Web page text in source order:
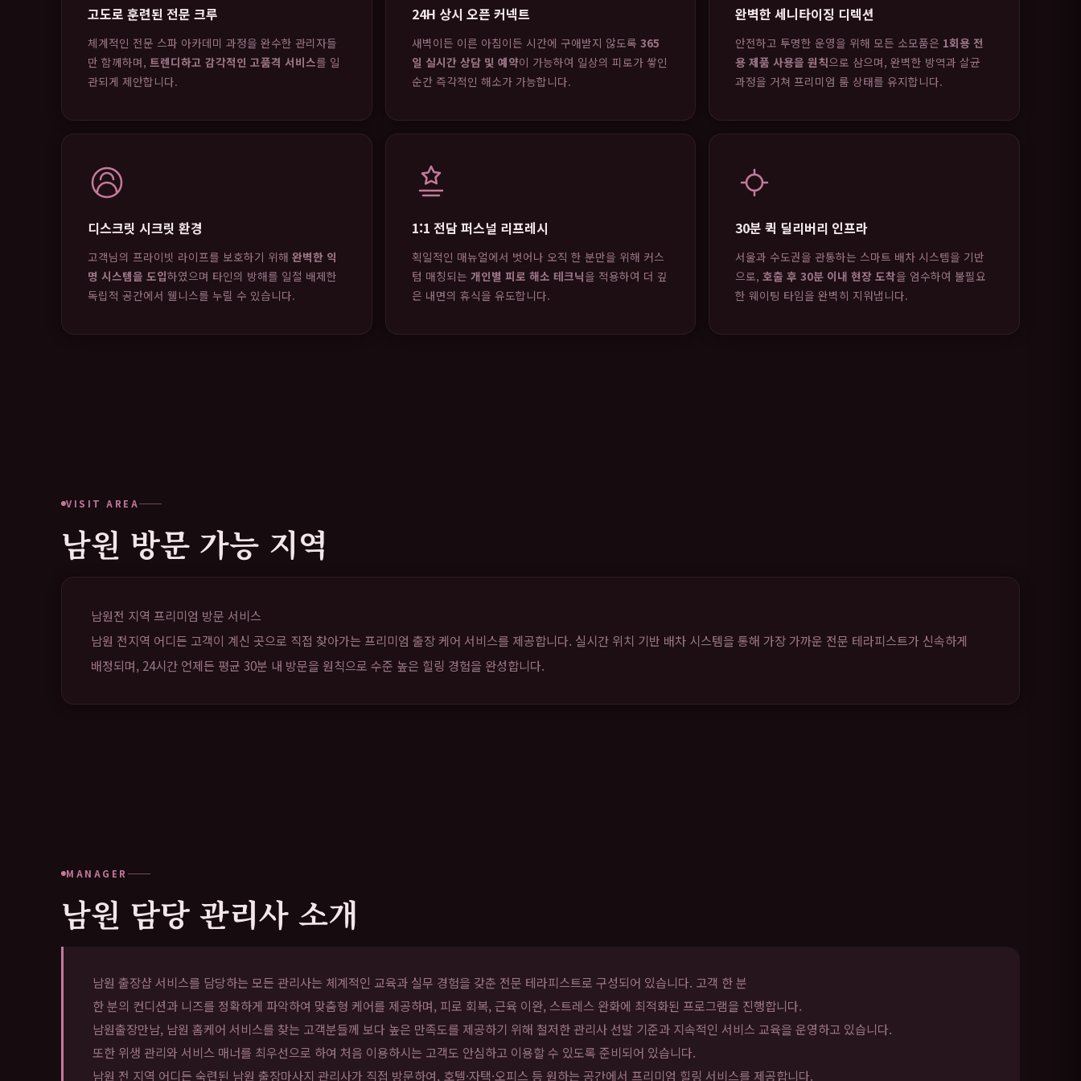
고도로 훈련된 전문 크루
체계적인 전문 스파 아카데미 과정을 완수한 관리자들
만 함께하며, 트렌디하고 감각적인 고품격 서비스를 일
관되게 제안합니다.
24H 상시 오픈 커넥트
새벽이든 이른 아침이든 시간에 구애받지 않도록 365
일 실시간 상담 및 예약이 가능하여 일상의 피로가 쌓인
순간 즉각적인 해소가 가능합니다.
완벽한 세니타이징 디렉션
안전하고 투명한 운영을 위해 모든 소모품은 1회용 전
용 제품 사용을 원칙으로 삼으며, 완벽한 방역과 살균
과정을 거쳐 프리미엄 룸 상태를 유지합니다.
디스크릿 시크릿 환경
고객님의 프라이빗 라이프를 보호하기 위해 완벽한 익
명 시스템을 도입하였으며 타인의 방해를 일절 배제한
독립적 공간에서 웰니스를 누릴 수 있습니다.
1:1 전담 퍼스널 리프레시
획일적인 매뉴얼에서 벗어나 오직 한 분만을 위해 커스
텀 매칭되는 개인별 피로 해소 테크닉을 적용하여 더 깊
은 내면의 휴식을 유도합니다.
30분 퀵 딜리버리 인프라
서울과 수도권을 관통하는 스마트 배차 시스템을 기반
으로,호출 후 30분 이내 현장 도착을 엄수하여 불필요
한 웨이팅 타임을 완벽히 지워냅니다.
VISIT AREA
남원 방문 가능 지역
남원전 지역 프리미엄 방문 서비스
남원 전지역 어디든 고객이 계신 곳으로 직접 찾아가는 프리미엄 출장 케어 서비스를 제공합니다. 실시간 위치 기반 배차 시스템을 통해 가장 가까운 전문 테라피스트가 신속하게
배정되며, 24시간 언제든 평균 30분 내 방문을 원칙으로 수준 높은 힐링 경험을 완성합니다.
MANAGER
남원 담당 관리사 소개
남원 출장샵 서비스를 담당하는 모든 관리사는 체계적인 교육과 실무 경험을 갖춘 전문 테라피스트로 구성되어 있습니다. 고객 한 분
한 분의 컨디션과 니즈를 정확하게 파악하여 맞춤형 케어를 제공하며, 피로 회복, 근육 이완, 스트레스 완화에 최적화된 프로그램을 진행합니다.
남원출장만남, 남원 홈케어 서비스를 찾는 고객분들께 보다 높은 만족도를 제공하기 위해 철저한 관리사 선발 기준과 지속적인 서비스 교육을 운영하고 있습니다.
또한 위생 관리와 서비스 매너를 최우선으로 하여 처음 이용하시는 고객도 안심하고 이용할 수 있도록 준비되어 있습니다.
남원 전 지역 어디든 숙련된 남원 출장마사지 관리사가 직접 방문하여, 호텔·자택·오피스 등 원하는 공간에서 프리미엄 힐링 서비스를 제공합니다.